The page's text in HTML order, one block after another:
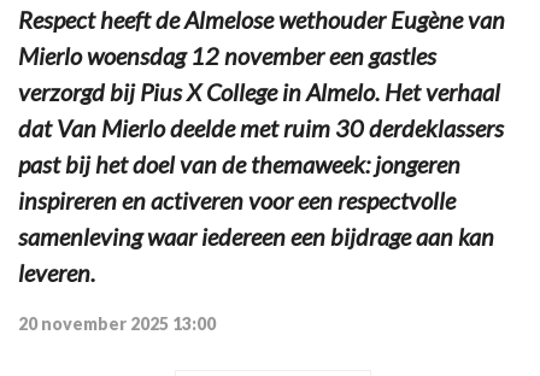
Respect heeft de Almelose wethouder Eugène van
Mierlo woensdag 12 november een gastles
verzorgd bij Pius X College in Almelo. Het verhaal
dat Van Mierlo deelde met ruim 30 derdeklassers
past bij het doel van de themaweek: jongeren
inspireren en activeren voor een respectvolle
samenleving waar iedereen een bijdrage aan kan
leveren.
20 november 2025 13:00